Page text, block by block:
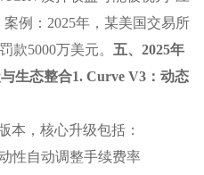
例：2025年，某美国交易所
款5000万美元。 五、2025年
生态整合1. Curve V3：动态
本，核心升级包括：
性自动调整手续费率